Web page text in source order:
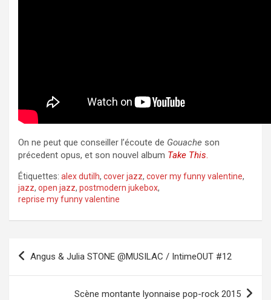
On ne peut que conseiller l’écoute de Gouache son
précedent opus, et son nouvel album Take This.
Étiquettes: alex dutilh, cover jazz, cover my funny valentine,
jazz, open jazz, postmodern jukebox,
reprise my funny valentine
Navigation
Angus & Julia STONE @MUSILAC / IntimeOUT #12
Scène montante lyonnaise pop-rock 2015